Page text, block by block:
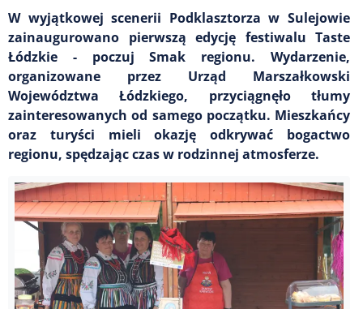
W wyjątkowej scenerii Podklasztorza w Sulejowie
zainaugurowano pierwszą edycję festiwalu Taste
Łódzkie - poczuj Smak regionu. Wydarzenie,
organizowane przez Urząd Marszałkowski
Województwa Łódzkiego, przyciągnęło tłumy
zainteresowanych od samego początku. Mieszkańcy
oraz turyści mieli okazję odkrywać bogactwo
regionu, spędzając czas w rodzinnej atmosferze.